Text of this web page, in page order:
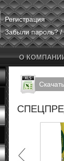
Регистрация
Забыли пароль?/
О